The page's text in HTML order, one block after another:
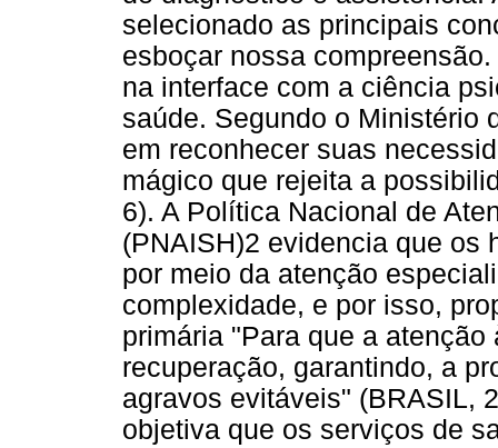
selecionado as principais
esboçar nossa
na interface com a ciência
saúde. Segundo o Ministério
em reconhecer suas
mágico que rejeita a
6). A Política Nacional de
(PNAISH)2 evidencia que os
por meio da atenção
complexidade, e por isso,
primária "Para que a
recuperação, garantindo, a
agravos evitáveis" (BRASIL,
objetiva que os serviços de